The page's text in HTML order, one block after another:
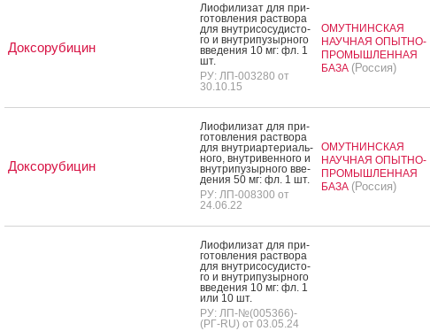
Доксорубицин
Ли­офи­лизат для при­
готов­ле­ния рас­тво­ра
для внут­ри­сосу­дис­то­
го и внут­ри­пузыр­но­го
вве­дения 10 мг: фл. 1
шт.
РУ: ЛП-003280 от
30.10.15
ОМУТНИНСКАЯ
НАУЧНАЯ ОПЫТНО-
ПРОМЫШЛЕННАЯ
БАЗА (Россия)
Доксорубицин
Ли­офи­лизат для при­
готов­ле­ния рас­тво­ра
для внут­ри­ар­те­ри­аль­
но­го, внут­ри­вен­но­го и
внут­ри­пузыр­но­го вве­
дения 50 мг: фл. 1 шт.
РУ: ЛП-008300 от
24.06.22
ОМУТНИНСКАЯ
НАУЧНАЯ ОПЫТНО-
ПРОМЫШЛЕННАЯ
БАЗА (Россия)
Ли­офи­лизат для при­
готов­ле­ния рас­тво­ра
для внут­ри­сосу­дис­то­
го и внут­ри­пузыр­но­го
вве­дения 10 мг: фл. 1
или 10 шт.
РУ: ЛП-№(005366)-
(РГ-RU) от 03.05.24